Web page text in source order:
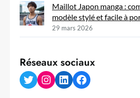
Maillot Japon manga :
modèle stylé et facile à
29 mars 2026
Réseaux sociaux
Twitter Instagram LinkedIn Facebook